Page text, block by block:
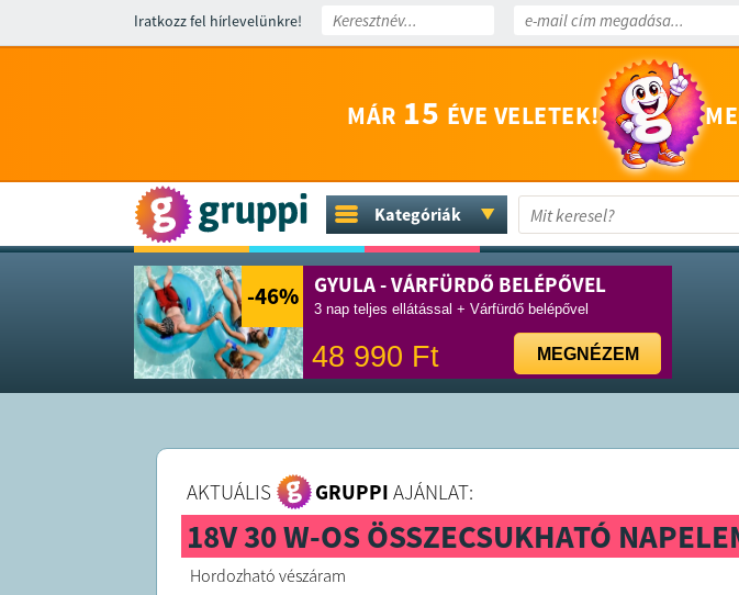
Iratkozz fel hírlevelünkre!
MÁR 15 ÉVE VELETEK!
Kategóriák
-46% GYULA - VÁRFÜRDŐ BELÉPŐVEL
3 nap teljes ellátással + Várfürdő belépővel
48 990 Ft MEGNÉZEM
AKTUÁLIS GRUPPI AJÁNLAT:
18V 30 W-OS ÖSSZECSUKHATÓ
Hordozható vészáram